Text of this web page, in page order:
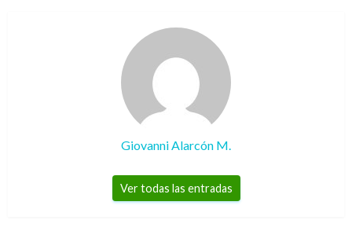
Giovanni Alarcón M.
Ver todas las entradas